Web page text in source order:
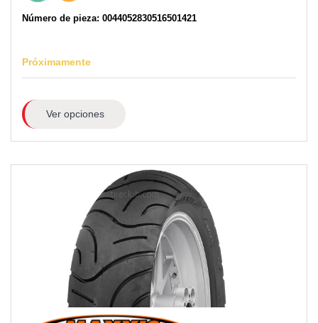
Número de pieza: 0044052830516501421
Próximamente
Ver opciones